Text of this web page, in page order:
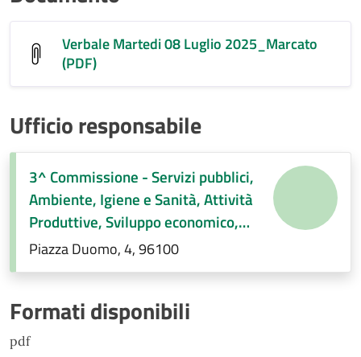
Verbale Martedi 08 Luglio 2025_Marcato
(PDF)
Ufficio responsabile
3^ Commissione - Servizi pubblici,
Ambiente, Igiene e Sanità, Attività
Produttive, Sviluppo economico,
Regolamenti di competenza.
Piazza Duomo, 4, 96100
Formati disponibili
pdf